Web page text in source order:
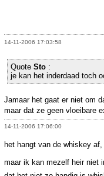
14-11-2006 17:03:58
Quote Sto :
je kan het inderdaad toch
Jamaar het gaat er niet om
maar dat ze geen vloeibare
14-11-2006 17:06:00
het hangt van de whiskey af,
maar ik kan mezelf heir niet